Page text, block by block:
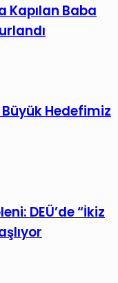
Kapılan Baba
Büyük Hedefimiz
DEÜ’de “İkiz